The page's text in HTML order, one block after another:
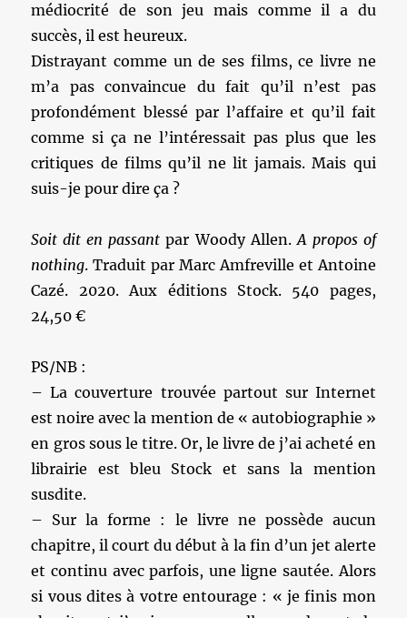
médiocrité de son jeu mais comme il a du
succès, il est heureux.
Distrayant comme un de ses films, ce livre ne
m’a pas convaincue du fait qu’il n’est pas
profondément blessé par l’affaire et qu’il fait
comme si ça ne l’intéressait pas plus que les
critiques de films qu’il ne lit jamais. Mais qui
suis-je pour dire ça ?
Soit dit en passant par Woody Allen.A propos of
nothing. Traduit par Marc Amfreville et Antoine
Cazé. 2020. Aux éditions Stock. 540 pages,
24,50 €
PS/NB :
– La couverture trouvée partout sur Internet
est noire avec la mention de « autobiographie »
en gros sous le titre. Or, le livre de j’ai acheté en
librairie est bleu Stock et sans la mention
susdite.
– Sur la forme : le livre ne possède aucun
chapitre, il court du début à la fin d’un jet alerte
et continu avec parfois, une ligne sautée. Alors
si vous dites à votre entourage : « je finis mon